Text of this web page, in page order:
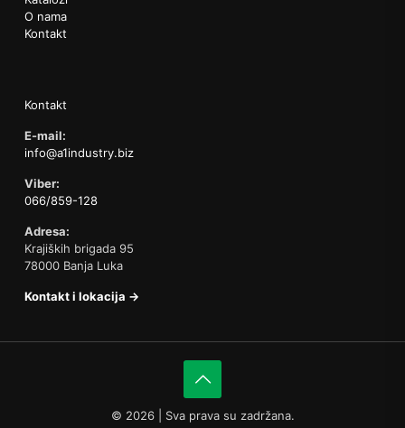
O nama
Kontakt
Kontakt
E-mail:
info@a1industry.biz
Viber:
066/859-128
Adresa:
Krajiških brigada 95
78000 Banja Luka
Kontakt i lokacija →
© 2026 | Sva prava su zadržana.